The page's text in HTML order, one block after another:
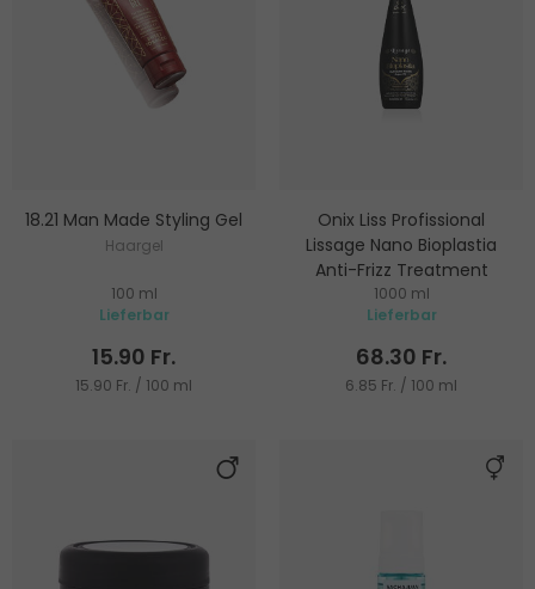
18.21 Man Made Styling Gel
Haargel
100 ml
Lieferbar
15.90 Fr.
15.90 Fr. / 100 ml
Onix Liss Profissional
Lissage Nano Bioplastia
Anti-Frizz Treatment
Für Glättung
1000 ml
Lieferbar
68.30 Fr.
6.85 Fr. / 100 ml